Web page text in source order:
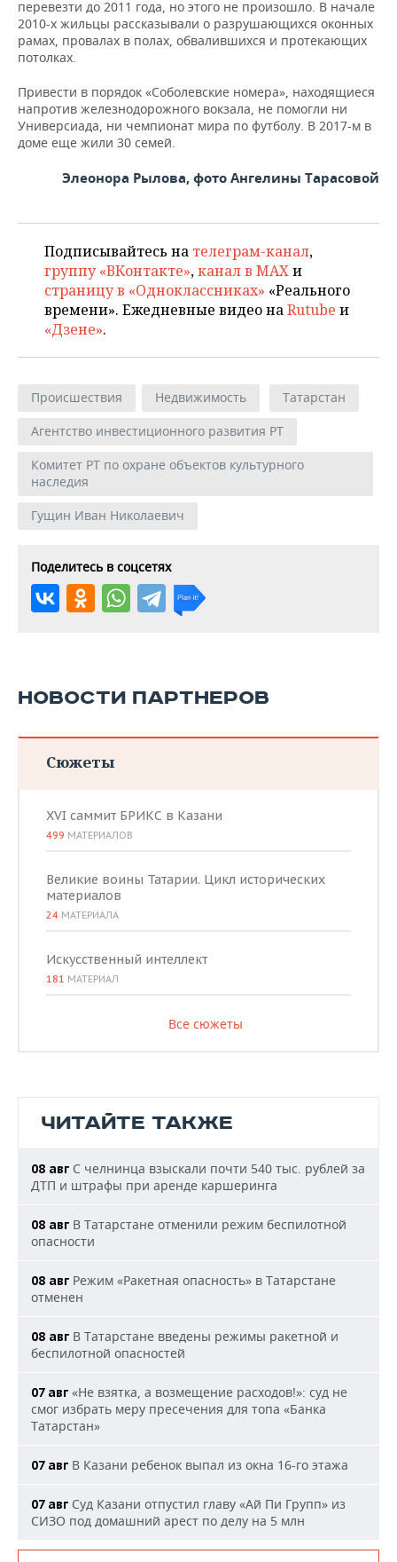
перевезти до 2011 года, но этого не произошло. В начале
2010-х жильцы рассказывали о разрушающихся оконных
рамах, провалах в полах, обвалившихся и протекающих
потолках.
Привести в порядок «Соболевские номера», находящиеся
напротив железнодорожного вокзала, не помогли ни
Универсиада, ни чемпионат мира по футболу. В 2017-м в
доме еще жили 30 семей.
Элеонора Рылова, фото Ангелины Тарасовой
Подписывайтесь на телеграм-канал,
группу «ВКонтакте»,канал в MAXи
страницу в «Одноклассниках» «Реального
времени». Ежедневные видео наRutube и
«Дзене».
Происшествия Недвижимость
Татарстан
Агентство инвестиционного развития РТ
Комитет РТ по охране объектов культурного
наследия
Гущин Иван Николаевич
Поделитесь в соцсетях
НОВОСТИ ПАРТНЕРОВ
Сюжеты
XVI саммит БРИКС в Казани
499 МАТЕРИАЛОВ
Великие воины Татарии. Цикл исторических
материалов
24 МАТЕРИАЛА
Искусственный интеллект
181 МАТЕРИАЛ
Все сюжеты
ЧИТАЙТЕ ТАКЖЕ
08 авг С челнинца взыскали почти 540 тыс. рублей за
ДТП и штрафы при аренде каршеринга
08 авг В Татарстане отменили режим беспилотной
опасности
08 авг Режим «Ракетная опасность» в Татарстане
отменен
08 авг В Татарстане введены режимы ракетной и
беспилотной опасностей
07 авг «Не взятка, а возмещение расходов!»: суд не
смог избрать меру пресечения для топа «Банка
Татарстан»
07 авг В Казани ребенок выпал из окна 16-го этажа
07 авг Суд Казани отпустил главу «Ай Пи Групп» из
СИЗО под домашний арест по делу на 5 млн